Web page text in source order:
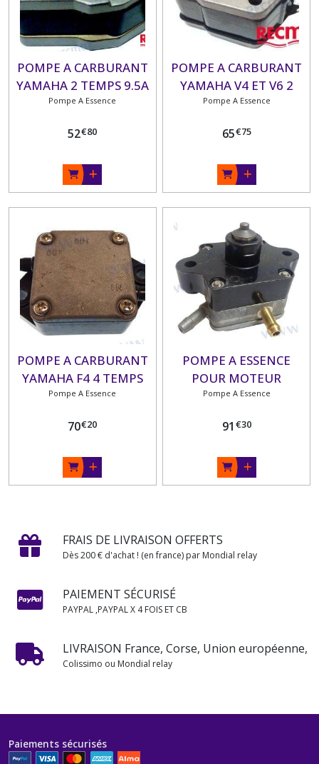
POMPE A CARBURANT
YAMAHA 2 TEMPS 9.5A
12A 15A ETC...
Pompe A Essence
52€80
POMPE A CARBURANT
YAMAHA V4 ET V6 2
TEMPS 115 300 CV
Pompe A Essence
65€75
POMPE A CARBURANT
YAMAHA F4 4 TEMPS
Pompe A Essence
70€20
POMPE A ESSENCE
POUR MOTEUR
YAMAHA 4 TEMPS : F9.9
Pompe A Essence
91 €30
FRAIS DE LIVRAISON OFFERTS
Dès 200 € d'achat ! (en france) par Mondial relay
PAIEMENT SÉCURISÉ
PAYPAL ,PAYPAL X 4 FOIS ET CB
LIVRAISON France, Corse, Union européenne,
Colissimo ou Mondial relay
Paiements sécurisés